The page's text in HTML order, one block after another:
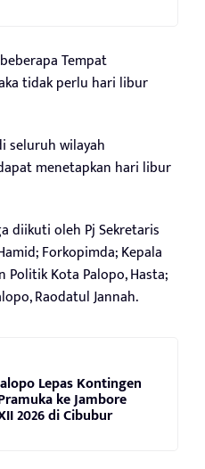
Tempat
tidak perlu hari libur
seluruh wilayah
menetapkan hari libur
diikuti oleh Pj Sekretaris
Forkopimda; Kepala
Politik Kota Palopo, Hasta;
Raodatul Jannah.
Lepas Kontingen
ke Jambore
2026 di Cibubur